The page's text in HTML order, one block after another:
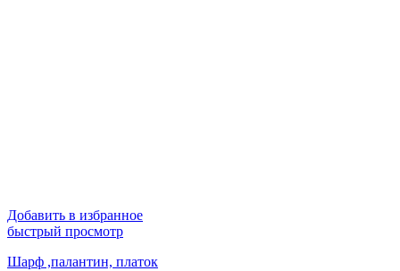
Добавить в избранное
быстрый просмотр
Шарф ,палантин, платок